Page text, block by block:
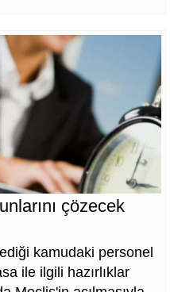
edilen tüm bu
çözecek
kamudaki personel
ile ilgili hazırlıklar